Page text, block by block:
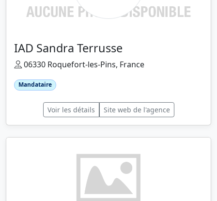
IAD Sandra Terrusse
06330 Roquefort-les-Pins, France
Mandataire
Voir les détails Site web de l'agence